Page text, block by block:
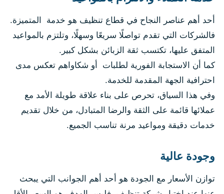
أحد أهم عناصر النجاح في قطاع تنظيف هو خدمة المتميزة.
فالشركات التي تقدم تواصلًا سريعًا وسهلًا، وتلتزم بالمواعيد
المتفق عليها، تكتسب ثقة الزبائن بشكل كبير.
كما أن الاستجابة الفورية لطلبات أو شكاواهم تعكس مدى
احترافية الجهة المقدمة للخدمة.
وفي هذا السياق، تحرص على بناء علاقة طويلة الأمد مع
عملائها قائمة على الثقة والرضا المتبادل، من خلال تقديم
خدمات دقيقة ومواعيد مرنة تناسب الجميع.
وجودة عالية
توازن الأسعار مع الجودة هو أحد أهم الجوانب التي يبحث